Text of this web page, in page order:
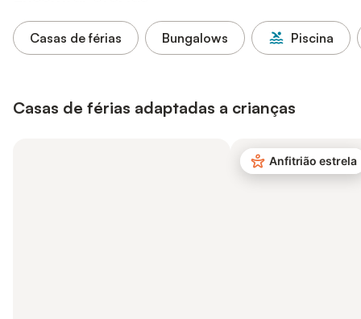
Casas de férias Bungalows Piscina
Casas de férias adaptadas a crianças
Anfitrião estrela